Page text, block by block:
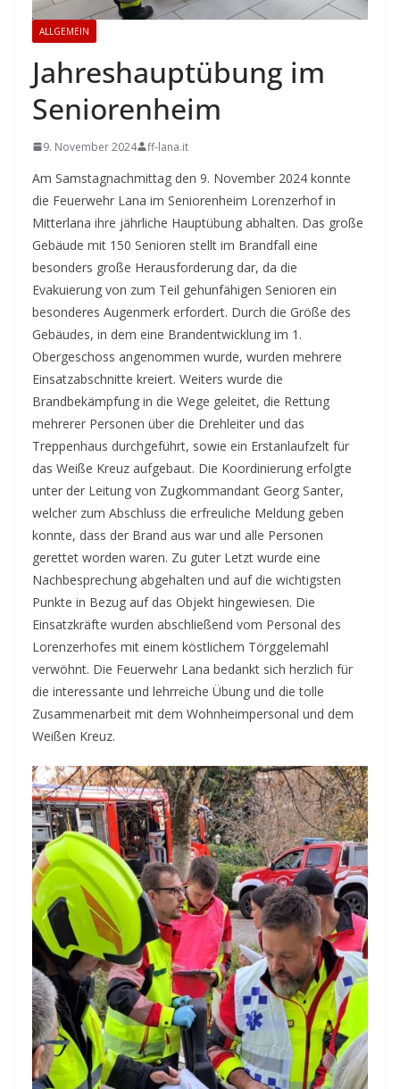
ALLGEMEIN
Jahreshauptübung im
Seniorenheim
9. November 2024 ff-lana.it
Am Samstagnachmittag den 9. November 2024 konnte
die Feuerwehr Lana im Seniorenheim Lorenzerhof in
Mitterlana ihre jährliche Hauptübung abhalten. Das große
Gebäude mit 150 Senioren stellt im Brandfall eine
besonders große Herausforderung dar, da die
Evakuierung von zum Teil gehunfähigen Senioren ein
besonderes Augenmerk erfordert. Durch die Größe des
Gebäudes, in dem eine Brandentwicklung im 1.
Obergeschoss angenommen wurde, wurden mehrere
Einsatzabschnitte kreiert. Weiters wurde die
Brandbekämpfung in die Wege geleitet, die Rettung
mehrerer Personen über die Drehleiter und das
Treppenhaus durchgeführt, sowie ein Erstanlaufzelt für
das Weiße Kreuz aufgebaut. Die Koordinierung erfolgte
unter der Leitung von Zugkommandant Georg Santer,
welcher zum Abschluss die erfreuliche Meldung geben
konnte, dass der Brand aus war und alle Personen
gerettet worden waren. Zu guter Letzt wurde eine
Nachbesprechung abgehalten und auf die wichtigsten
Punkte in Bezug auf das Objekt hingewiesen. Die
Einsatzkräfte wurden abschließend vom Personal des
Lorenzerhofes mit einem köstlichem Törggelemahl
verwöhnt. Die Feuerwehr Lana bedankt sich herzlich für
die interessante und lehrreiche Übung und die tolle
Zusammenarbeit mit dem Wohnheimpersonal und dem
Weißen Kreuz.